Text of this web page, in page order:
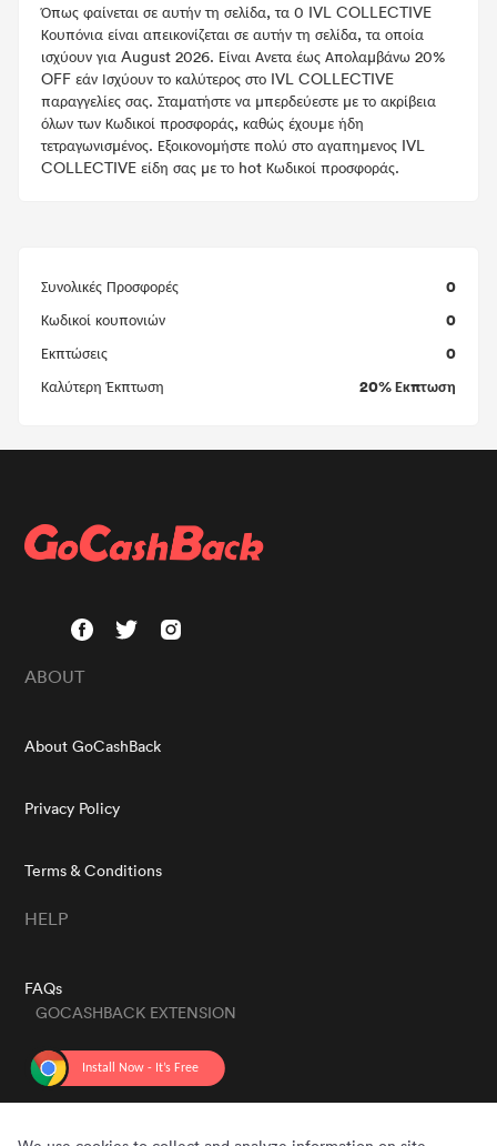
Όπως φαίνεται σε αυτήν τη σελίδα, τα 0 IVL COLLECTIVE
Κουπόνια είναι απεικονίζεται σε αυτήν τη σελίδα, τα οποία
ισχύουν για August 2026. Είναι Ανετα έως Απολαμβάνω 20%
OFF εάν Ισχύουν το καλύτερος στο IVL COLLECTIVE
παραγγελίες σας. Σταματήστε να μπερδεύεστε με το ακρίβεια
όλων των Κωδικοί προσφοράς, καθώς έχουμε ήδη
τετραγωνισμένος. Εξοικονομήστε πολύ στο αγαπημενος IVL
COLLECTIVE είδη σας με το hot Κωδικοί προσφοράς.
Συνολικές Προσφορές 0
Κωδικοί κουπονιών 0
Εκπτώσεις 0
Καλύτερη Έκπτωση 20% Εκπτωση
ABOUT
About GoCashBack
Privacy Policy
Terms & Conditions
HELP
FAQs
GOCASHBACK EXTENSION